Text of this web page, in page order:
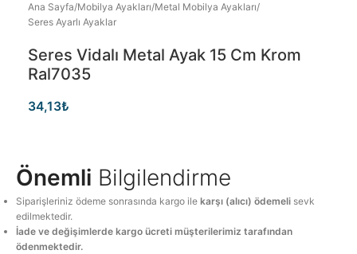
Ana Sayfa/Mobilya Ayakları/Metal Mobilya Ayakları/
Seres Ayarlı Ayaklar
Seres Vidalı Metal Ayak 15 Cm Krom
Ral7035
34,13₺
Önemli Bilgilendirme
Siparişleriniz ödeme sonrasında kargo ilekarşı (alıcı) ödemeli sevk
edilmektedir.
İade ve değişimlerde kargo ücreti müşterilerimiz tarafından
ödenmektedir.